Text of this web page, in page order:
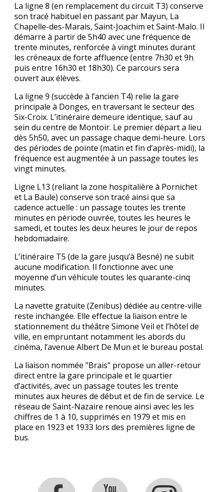
La ligne 8 (en remplacement du circuit T3) conserve
son tracé habituel en passant par Mayun, La
Chapelle-des-Marais, Saint-Joachim et Saint-Malo. Il
démarre à partir de 5h40 avec une fréquence de
trente minutes, renforcée à vingt minutes durant
les créneaux de forte affluence (entre 7h30 et 9h
puis entre 16h30 et 18h30). Ce parcours sera
ouvert aux élèves.
La ligne 9 (succède à l’ancien T4) relie la gare
principale à Donges, en traversant le secteur des
Six-Croix. L’itinéraire demeure identique, sauf au
sein du centre de Montoir. Le premier départ a lieu
dès 5h50, avec un passage chaque demi-heure. Lors
des périodes de pointe (matin et fin d’après-midi), la
fréquence est augmentée à un passage toutes les
vingt minutes.
Ligne L13 (reliant la zone hospitalière à Pornichet
et La Baule) conserve son tracé ainsi que sa
cadence actuelle : un passage toutes les trente
minutes en période ouvrée, toutes les heures le
samedi, et toutes les deux heures le jour de repos
hebdomadaire.
L’itinéraire T5 (de la gare jusqu’à Besné) ne subit
aucune modification. Il fonctionne avec une
moyenne d’un véhicule toutes les quarante-cinq
minutes.
La navette gratuite (Zenibus) dédiée au centre-ville
reste inchangée. Elle effectue la liaison entre le
stationnement du théâtre Simone Veil et l’hôtel de
ville, en empruntant notamment les abords du
cinéma, l’avenue Albert De Mun et le bureau postal.
La liaison nommée "Brais" propose un aller-retour
direct entre la gare principale et le quartier
d’activités, avec un passage toutes les trente
minutes aux heures de début et de fin de service. Le
réseau de Saint-Nazaire renoue ainsi avec les les
chiffresde 1 à 10, supprimés en 1979 et mis en
place en 1923 et 1933 lors des premières ligne de
bus.